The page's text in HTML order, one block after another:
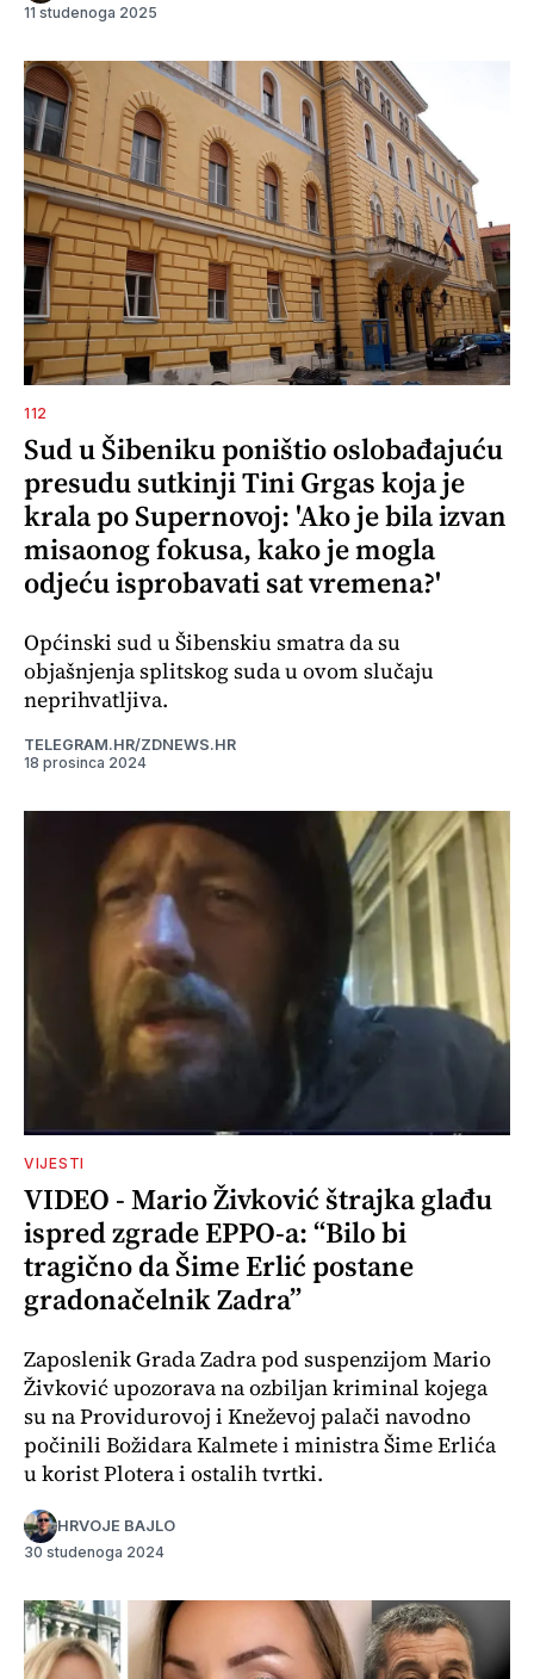
11 studenoga 2025
112
Sud u Šibeniku poništio oslobađajuću
presudu sutkinji Tini Grgas koja je
krala po Supernovoj: 'Ako je bila izvan
misaonog fokusa, kako je mogla
odjeću isprobavati sat vremena?'
Općinski sud u Šibenskiu smatra da su
objašnjenja splitskog suda u ovom slučaju
neprihvatljiva.
TELEGRAM.HR/ZDNEWS.HR
18 prosinca 2024
VIJESTI
VIDEO - Mario Živković štrajka glađu
ispred zgrade EPPO-a: “Bilo bi
tragično da Šime Erlić postane
gradonačelnik Zadra”
Zaposlenik Grada Zadra pod suspenzijom Mario
Živković upozorava na ozbiljan kriminal kojega
su na Providurovoj i Kneževoj palači navodno
počinili Božidara Kalmete i ministra Šime Erlića
u korist Plotera i ostalih tvrtki.
HRVOJE BAJLO
30 studenoga 2024